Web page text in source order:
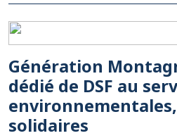
Génération
dédié de DSF au
solidaires